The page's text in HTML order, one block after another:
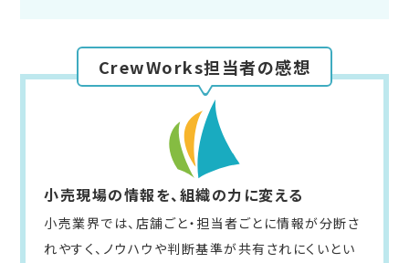
CrewWorks担当者の感想
小売現場の情報を、組織の力に変える
小売業界では、店舗ごと・担当者ごとに情報が分断さ
れやすく、ノウハウや判断基準が共有されにくいとい